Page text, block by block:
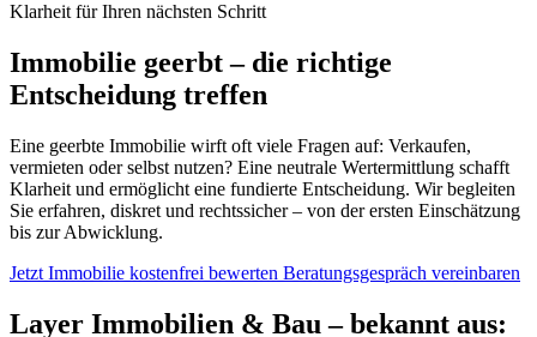
Klarheit für Ihren nächsten Schritt
Immobilie geerbt – die richtige
Entscheidung treffen
Eine geerbte Immobilie wirft oft viele Fragen auf: Verkaufen,
vermieten oder selbst nutzen? Eine neutrale Wertermittlung schafft
Klarheit und ermöglicht eine fundierte Entscheidung. Wir begleiten
Sie erfahren, diskret und rechtssicher – von der ersten Einschätzung
bis zur Abwicklung.
Jetzt Immobilie kostenfrei bewerten Beratungsgespräch vereinbaren
Layer Immobilien & Bau – bekannt aus: